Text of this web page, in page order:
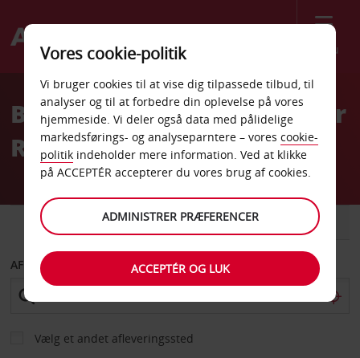
Menu
Welcome
AvisBilleje Omaha West Center
Road
VAREVOGN
AFHENT FRA
Vælg et andet afleveringssted
Vores cookie-politik
Vi bruger cookies til at vise dig tilpassede tilbud, til
analyser og til at forbedre din oplevelse på vores
hjemmeside. Vi deler også data med pålidelige
markedsførings- og analyseparntere – vores cookie-
politik indeholder mere information. Ved at klikke
på ACCEPTÉR accepterer du vores brug af cookies.
ADMINISTRER PRÆFERENCER
ACCEPTÉR OG LUK